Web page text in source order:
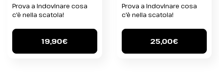
Prova a indovinare cosa
c'è nella scatola!
19,90€
Prova a indovinare cosa
c'è nella scatola!
25,00€